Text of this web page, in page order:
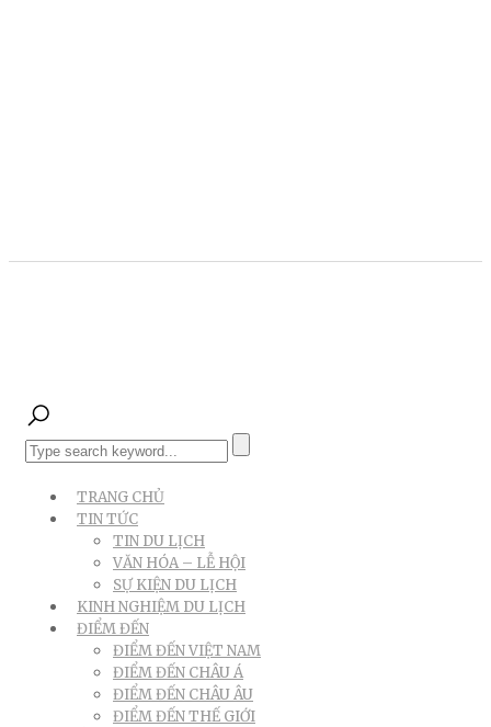
TRANG CHỦ
TIN TỨC
TIN DU LỊCH
VĂN HÓA – LỄ HỘI
SỰ KIỆN DU LỊCH
KINH NGHIỆM DU LỊCH
ĐIỂM ĐẾN
ĐIỂM ĐẾN VIỆT NAM
ĐIỂM ĐẾN CHÂU Á
ĐIỂM ĐẾN CHÂU ÂU
ĐIỂM ĐẾN THẾ GIỚI